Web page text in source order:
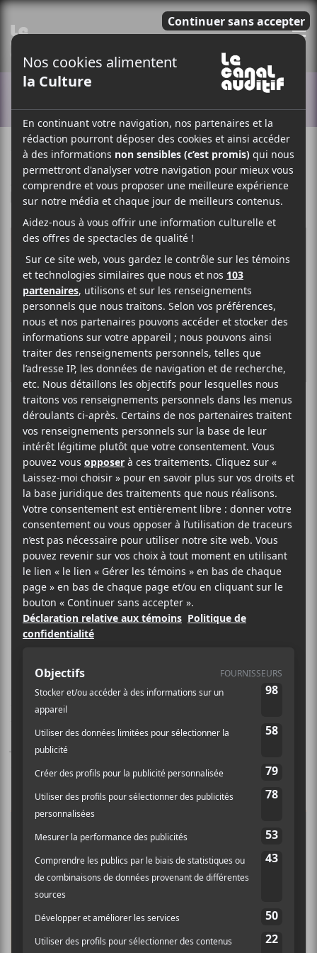
10 NOVEMBRE 2017
PARLOUIS-PHILIPPE LABRÈCHE
/ EXCLUSIVITÉ
F
A
C
E
O
O
K
T
W
I
T
E
R
P
A
R
T
G
E
R
Babylone
Le groupe françaisLa Jarrylancera vendredi
prochain son nouvel EP intituléBabylone. Le groupe
d’Orléans revient sur celui-ci à un rock mélodique
beaucoup plus « dans ta face ». C’est sans détour que le
groupe nous envoie ses riffs distorsionnés sur la
pièce-titre du mini-album. Fort de cinq albums dans
sa discographie, le groupe avait visité le Québec en
2015 en passant par les Francofolies et le Festival d’été
Si vous ne connaissez pas encore le groupe, il rappelle
vaguement Noir Désir et Renaud. Oscillant entre les
balades et les riffs qui ne font pas dans la dentelle,
Jarryest de retour en pleine forme. À écouter d’ici la
sortie vendredi prochain.